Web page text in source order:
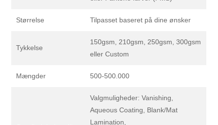
Størrelse Tilpasset baseret på dine ønsker
Tykkelse
150gsm, 210gsm, 250gsm, 300gsm
eller Custom
Mængder 500-500.000
Valgmuligheder: Vanishing,
Aqueous Coating, Blank/Mat
Lamination,